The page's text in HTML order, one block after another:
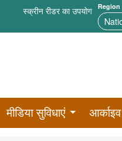
स्क्रीन रीडर का उपयोग Region
मीडिया सुविधाएं आर्काइव